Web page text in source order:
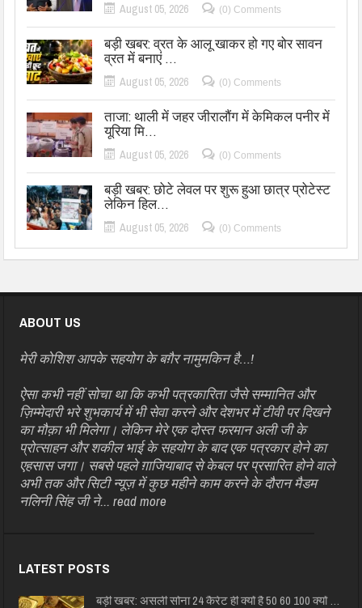
August 05, 2026 (0) Comments
बड़ी खबर: व्रत के आलू खाकर हो गए बोर सावन
व्रत में बनाएं …
August 05, 2026 (0) Comments
ताजा: थाली में जहर जीरालौंग में केमिकल पनीर में
यूरिया मि…
August 05, 2026 (0) Comments
बड़ी खबर: छोटे लेवल पर शुरू हुआ छात्र प्रोटेस्ट
लेकिन हिल…
August 05, 2026 (0) Comments
ABOUT US
मेरी कोशिश आपके सहयोग के बग़ैर नामुमकिन है…!
ऐसा कभी नहीं सोचा था कि कभी पत्रकारिता जैसे सम्मानित और
ज़िम्मेदारी भरे शुभकार्य में भी सेवा करने और देशभर में टीवी पर दिखने
का मौक़ा भी मिलेगा। लेकिन मेरे एक दोस्त फरमान अली जी के
प्रोत्साहन और शकील भाई के सहयोग के बाद एक पत्रकार होने का
एहसास जगा। सबसे पहले ग़ाजियाबाद से केबल पर प्रसारित होने वाले
अभी तक और सिटी न्यूज़ में कुछ महीने काम करने के दौरान मैडम
नलिनी सिंह जी ने...read more
LATEST POSTS
बड़ी खबर: असली सोना 24 कैरेट ही क्यों है 50 60 100 क्यों …